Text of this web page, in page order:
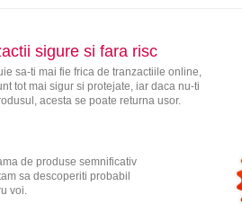
sigure si fara risc
sa-ti mai fie frica de tranzactiile online,
tot mai sigur si protejate, iar daca nu-ti
acesta se poate returna usor.
de produse semnificativ
sa descoperiti probabil
voi.